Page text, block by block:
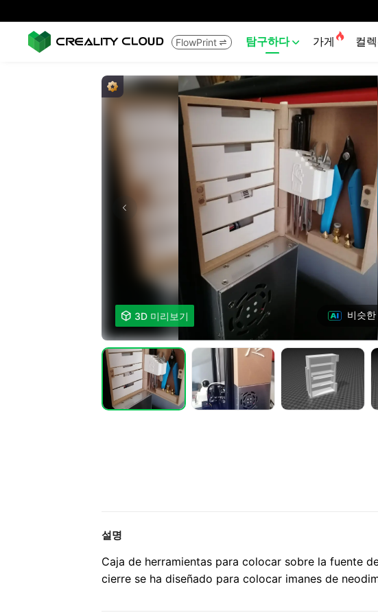
FlowPrint  탐구하다  가게  컬
 3D 미리보기 비슷
설명
Caja de herramientas para colocar sobre la fuente
cierre se ha diseñado para colocar imanes de